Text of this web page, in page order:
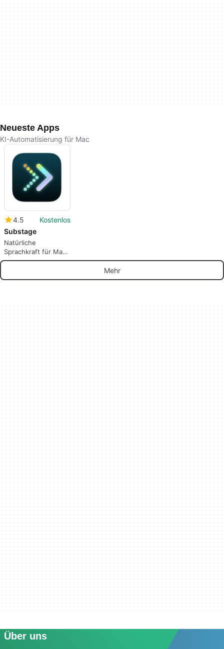
Neueste Apps
KI-Automatisierung für Mac
4.5
Kostenlos
Substage
Natürliche
Sprachkraft für Mac-
Benutzer
Mehr
Über uns